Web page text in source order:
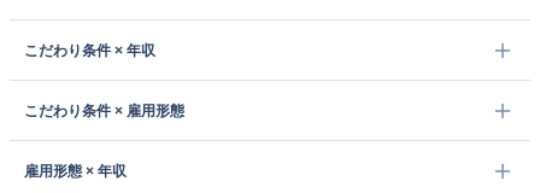
こだわり条件 × 年収
こだわり条件 × 雇用形態
雇用形態 × 年収